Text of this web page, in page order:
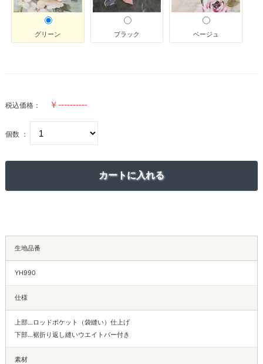
グリーン ブラック ベージュ
税込価格：
個数 ：
生地品番
YH990
仕様
上部…ロッドポケット（袋縫い）仕上げ
下部…裾折り返し縫いウエイトバー付き
素材